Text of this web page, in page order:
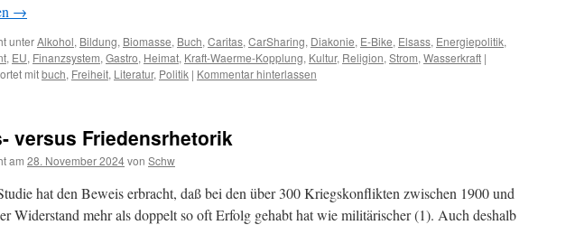
→
unterAlkohol, Bildung, Biomasse, Buch, Caritas, CarSharing, Diakonie, E-Bike, Elsass, Energiepolitik,
, EU, Finanzsystem, Gastro, Heimat, Kraft-Waerme-Kopplung, Kultur, Religion, Strom, Wasserkraft |
mitbuch, Freiheit, Literatur, Politik | Kommentar hinterlassen
versus Friedensrhetorik
am 28. November 2024von Schw
hat den Beweis erbracht, daß bei den über 300 Kriegskonflikten zwischen 1900 und
Widerstand mehr als doppelt so oft Erfolg gehabt hat wie militärischer (1). Auch deshalb